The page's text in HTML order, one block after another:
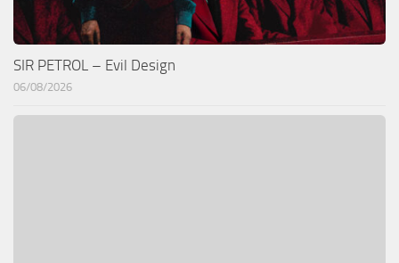
SIR PETROL – Evil Design
06/08/2026